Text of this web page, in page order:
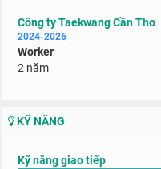
Công ty Taekwang Cần Thơ
2024-2026
Worker
2 năm
KỸ NĂNG
Kỹ năng giao tiếp